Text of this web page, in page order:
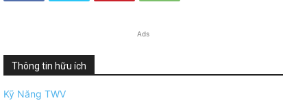
Ads
Thông tin hữu ích
Kỹ Năng TWV